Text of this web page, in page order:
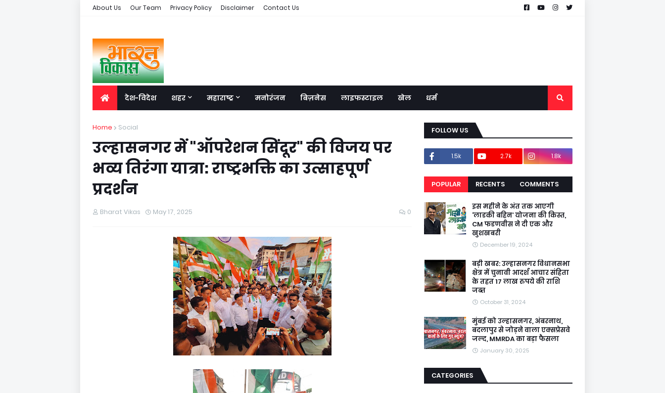
About Us Our Team Privacy Policy Disclaimer Contact Us
देश-विदेश शहर महाराष्ट्र मनोरंजन बिज़नेस लाइफस्टाइल खेल धर्म
Home Social
उल्हासनगर में "ऑपरेशन सिंदूर" की विजय पर
भव्य तिरंगा यात्रा: राष्ट्रभक्ति का उत्साहपूर्ण
प्रदर्शन
Bharat Vikas May 17, 2025 0
FOLLOW US
1.5k 2.7k 1.8k
POPULAR RECENTS
COMMENTS
RECENTS
इस महीने के अंत तक आएगी
‘लाडकी बहिन’ योजना की किस्त,
CM फडणवीस ने दी एक और
खुशखबरी
December 19, 2024
बड़ी खबर: उल्हासनगर विधानसभा
क्षेत्र में चुनावी आदर्श आचार संहिता
के तहत 17 लाख रुपये की राशि
जब्त
October 31, 2024
मुंबई को उल्हासनगर, अंबरनाथ,
बदलापुर से जोड़ने वाला एक्सप्रेसवे
जल्द, MMRDA का बड़ा फैसला
January 30, 2025
CATEGORIES